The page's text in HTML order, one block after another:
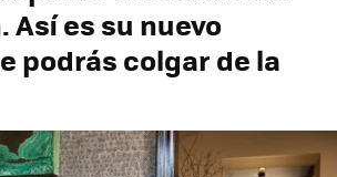
Así es su nuevo
podrás colgar de la